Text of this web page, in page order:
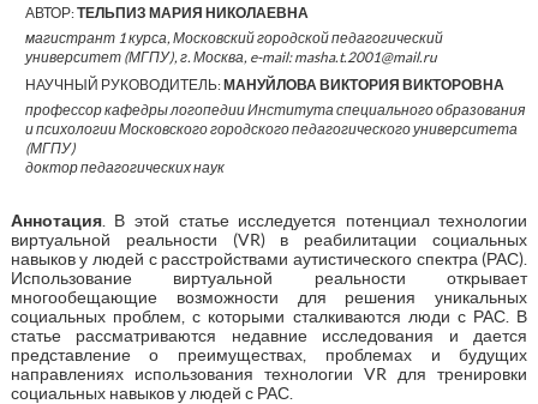
АВТОР:ТЕЛЬПИЗ МАРИЯ НИКОЛАЕВНА
магистрант 1 курса, Московский городской педагогический
университет (МГПУ), г. Москва, e-mail: masha.t.2001@mail.ru
НАУЧНЫЙ РУКОВОДИТЕЛЬ:МАНУЙЛОВА ВИКТОРИЯ ВИКТОРОВНА
профессор кафедры логопедии Института специального образования
и психологии Московского городского педагогического университета
(МГПУ)
доктор педагогических наук
Аннотация. В этой статье исследуется потенциал технологии
виртуальной реальности (VR) в реабилитации социальных
навыков у людей с расстройствами аутистического спектра (РАС).
Использование виртуальной реальности открывает
многообещающие возможности для решения уникальных
социальных проблем, с которыми сталкиваются люди с РАС. В
статье рассматриваются недавние исследования и дается
представление о преимуществах, проблемах и будущих
направлениях использования технологии VR для тренировки
социальных навыков у людей с РАС.